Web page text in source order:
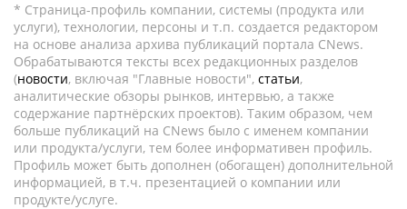
* Страница-профиль компании, системы (продукта или
услуги), технологии, персоны и т.п. создается редактором
на основе анализа архива публикаций портала CNews.
Обрабатываются тексты всех редакционных разделов
(новости, включая "Главные новости", статьи,
аналитические обзоры рынков, интервью, а также
содержание партнёрских проектов). Таким образом, чем
больше публикаций на CNews было с именем компании
или продукта/услуги, тем более информативен профиль.
Профиль может быть дополнен (обогащен) дополнительной
информацией, в т.ч. презентацией о компании или
продукте/услуге.